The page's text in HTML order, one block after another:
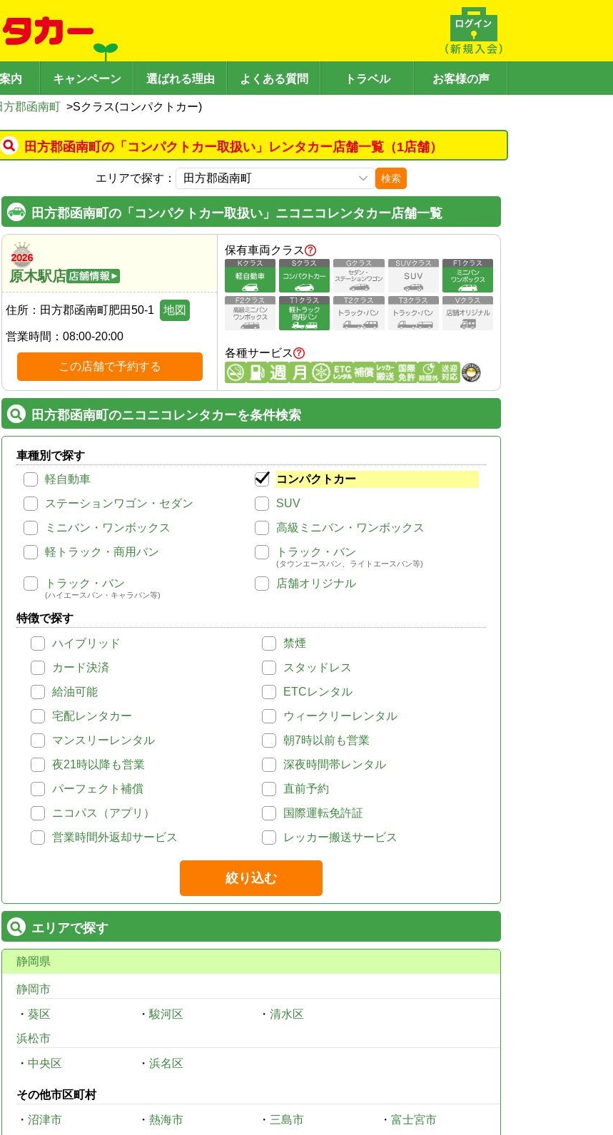
内 キャンペーン 選ばれる理由 よくある質問 トラベル お客様の声
方郡函南町 >Sクラス(コンパクトカー)
田方郡函南町の「コンパクトカー取扱い」レンタカー店舗一覧（1店舗）
エリアで探す： 検索
田方郡函南町の「コンパクトカー取扱い」ニコニコレンタカー店舗一覧
原木駅店
住所： 田方郡函南町肥田50-1 地図
営業時間： 08:00-20:00
この店舗で予約する
保有車両クラス
各種サービス
田方郡函南町のニコニコレンタカーを条件検索
車種別で探す
軽自動車
コンパクトカー
ステーションワゴン・セダン
SUV
ミニバン・ワンボックス
高級ミニバン・ワンボックス
軽トラック・商用バン
トラック・バン
(タウンエースバン、ライトエースバン等)
トラック・バン
(ハイエースバン・キャラバン等)
店舗オリジナル
特徴で探す
ハイブリッド
禁煙
カード決済
スタッドレス
給油可能
ETCレンタル
宅配レンタカー
ウィークリーレンタル
マンスリーレンタル
朝7時以前も営業
夜21時以降も営業
深夜時間帯レンタル
パーフェクト補償
直前予約
ニコパス（アプリ）
国際運転免許証
営業時間外返却サービス
レッカー搬送サービス
絞り込む
エリアで探す
静岡県
静岡市
・ 葵区 ・ 駿河区 ・ 清水区
浜松市
・ 中央区 ・ 浜名区
その他市区町村
・ 沼津市 ・ 熱海市 ・ 三島市 ・ 富士宮市